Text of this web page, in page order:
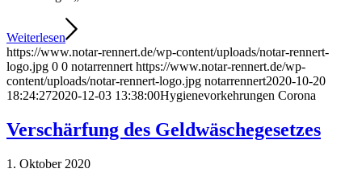
Weiterlesen
https://www.notar-rennert.de/wp-content/uploads/notar-rennert-
logo.jpg 0 0 notarrennert https://www.notar-rennert.de/wp-
content/uploads/notar-rennert-logo.jpg notarrennert2020-10-20
18:24:272020-12-03 13:38:00Hygienevorkehrungen Corona
Verschärfung des Geldwäschegesetzes
1. Oktober 2020